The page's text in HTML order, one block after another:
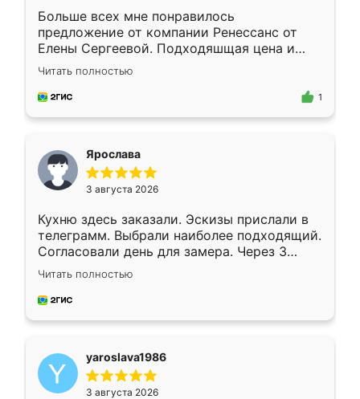
Больше всех мне понравилось
предложение от компании Ренессанс от
Елены Сергеевой. Подходяшщая цена и
короткие сроки изготовления. Приехавший
для замера сотрудник Владислав
предложил по моему эскизу самый
Читать полностью
1
Ярослава
3 августа 2026
Кухню здесь заказали. Эскизы прислали в
телеграмм. Выбрали наиболее подходящий.
Согласовали день для замера. Через 3
недели кухня была уже готова. Остались
довольны работой. Спасибо Ренессанс
мебель за качественную работу!
Читать полностью
yaroslava1986
3 августа 2026